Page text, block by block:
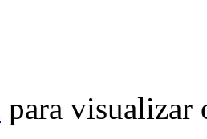
para visualizar